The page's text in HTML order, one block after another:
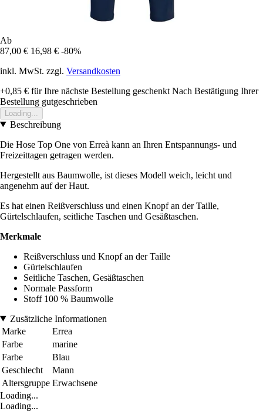
Ab
87,00 € 16,98 € -80%
inkl. MwSt. zzgl. Versandkosten
+0,85 € für Ihre nächste Bestellung geschenkt Nach Bestätigung Ihrer
Bestellung gutgeschrieben
Loading...
Beschreibung
Die Hose Top One von Erreà kann an Ihren Entspannungs- und
Freizeittagen getragen werden.
Hergestellt aus Baumwolle, ist dieses Modell weich, leicht und
angenehm auf der Haut.
Es hat einen Reißverschluss und einen Knopf an der Taille,
Gürtelschlaufen, seitliche Taschen und Gesäßtaschen.
Merkmale
Reißverschluss und Knopf an der Taille
Gürtelschlaufen
Seitliche Taschen, Gesäßtaschen
Normale Passform
Stoff 100 % Baumwolle
Zusätzliche Informationen
Marke
Errea
Farbe
marine
Farbe
Blau
Geschlecht
Mann
Altersgruppe Erwachsene
Loading...
Loading...